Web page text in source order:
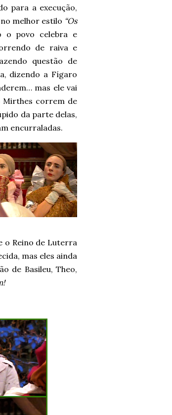
para a execução,
melhor estilo “Os
o povo celebra e
de raiva e
questão de
dizendo a Fígaro
mas ele vai
Mirthes correm de
da parte delas,
encurraladas.
o Reino de Luterra
mas eles ainda
de Basileu, Theo,